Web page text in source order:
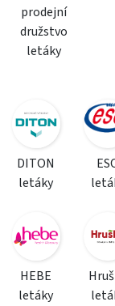
prodejní
družstvo
letáky
DITON
letáky
HEBE
letáky